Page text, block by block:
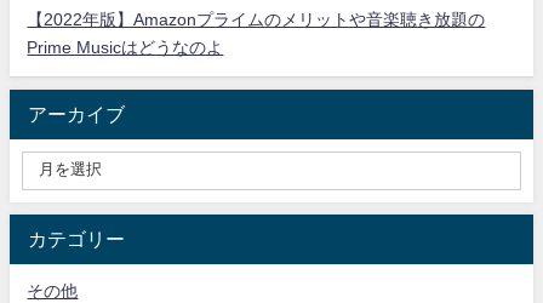
【2022年版】Amazonプライムのメリットや音楽聴き放題の
Prime Musicはどうなのよ
アーカイブ
カテゴリー
その他